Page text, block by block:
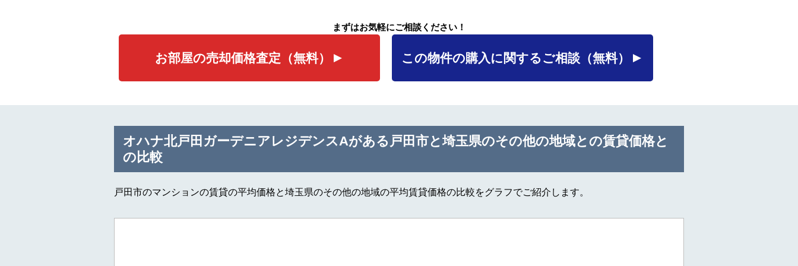
まずはお気軽にご相談ください！
お部屋の売却価格査定 （無料） この物件の購入に関するご相談 （無料）
オハナ北戸田ガーデニアレジデンスAがある戸田市と埼玉県のその他の地域との賃貸価格と
の比較
戸田市のマンションの賃貸の平均価格と埼玉県のその他の地域の平均賃貸価格の比較をグラフでご紹介します。